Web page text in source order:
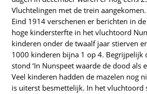
Vluchtelingen met de trein aangekomen.
Eind 1914 verschenen er berichten in
hoge kindersterfte in het vluchtoord
kinderen onder de twaalf jaar stierven
1000 kinderen bijna 1 op 4. Begrijpelijk
stond ‘In Nunspeet waarde de dood als
Veel kinderen hadden de mazelen nog
is uiterst besmettelijk. In het vluchtoord